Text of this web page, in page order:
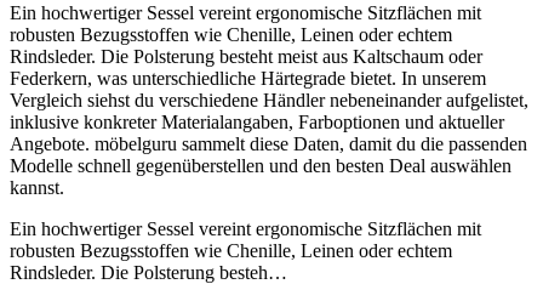
Ein hochwertiger Sessel vereint ergonomische Sitzflächen mit
robusten Bezugsstoffen wie Chenille, Leinen oder echtem
Rindsleder. Die Polsterung besteht meist aus Kaltschaum oder
Federkern, was unterschiedliche Härtegrade bietet. In unserem
Vergleich siehst du verschiedene Händler nebeneinander aufgelistet,
inklusive konkreter Materialangaben, Farboptionen und aktueller
Angebote. möbelguru sammelt diese Daten, damit du die passenden
Modelle schnell gegenüberstellen und den besten Deal auswählen
kannst.
Ein hochwertiger Sessel vereint ergonomische Sitzflächen mit
robusten Bezugsstoffen wie Chenille, Leinen oder echtem
Rindsleder. Die Polsterung besteh…